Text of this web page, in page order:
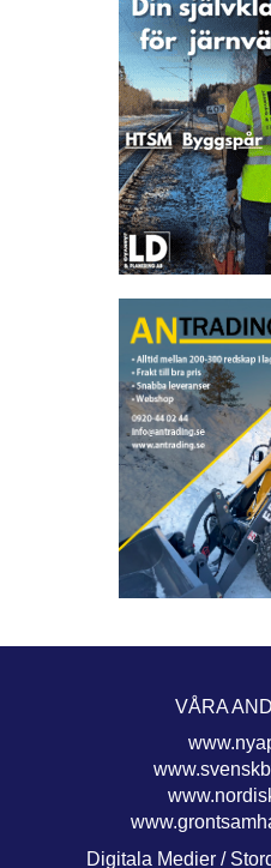
VÅRA
Digitala Medier /